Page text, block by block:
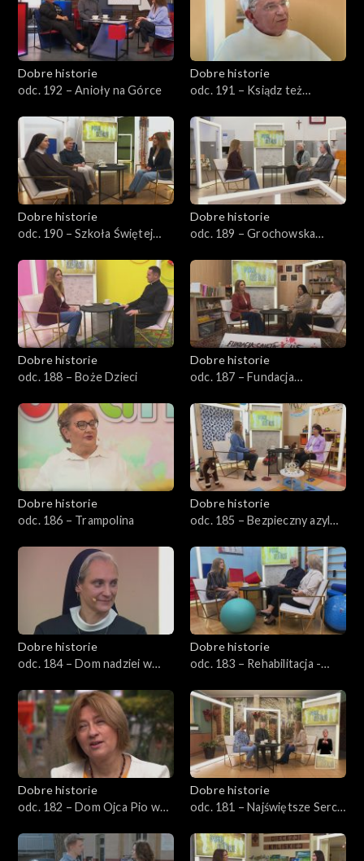
Dobre historie
odc. 192 – Anioły na Górce
Dobre historie
odc. 191 – Ksiądz też
Dobre historie
odc. 190 – Szkoła Świętej
Dobre historie
odc. 189 – Grochowska
Dobre historie
odc. 188 – Boże Dzieci
Dobre historie
odc. 187 – Fundacja
Dobre historie
odc. 186 – Trampolina
Dobre historie
odc. 185 – Bezpieczny azyl
Dobre historie
odc. 184 – Dom nadziei w
Dobre historie
odc. 183 – Rehabilitacja -
samodzielności
Dobre historie
odc. 182 – Dom Ojca Pio w
Dobre historie
odc. 181 – Najświętsze Serce